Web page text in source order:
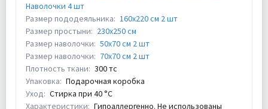
Наволочки 4 шт
Размер пододеяльника: 160х220 см 2 шт
Размер простыни: 230х250 см
Размер наволочки: 50х70 см 2 шт
Размер наволочки: 70х70 см 2 шт
Плотность ткани: 300 тс
Упаковка: Подарочная коробка
Уход: Стирка при 40 °С
Характеристики: Гипоаллергенно. Не использованы